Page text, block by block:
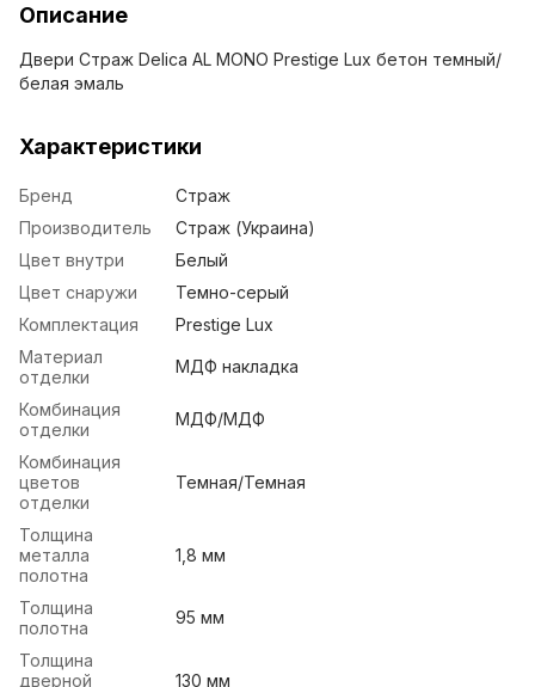
Описание
Двери Страж Delica AL MONO Prestige Lux бетон темный/
белая эмаль
Характеристики
Бренд
Страж
Производитель
Страж (Украина)
Цвет внутри
Белый
Цвет снаружи
Темно-серый
Комплектация
Prestige Lux
Материал
отделки
МДФ накладка
Комбинация
отделки
МДФ/МДФ
Комбинация
цветов
отделки
Темная/Темная
Толщина
металла
полотна
1,8 мм
Толщина
полотна
95 мм
Толщина
дверной
130 мм